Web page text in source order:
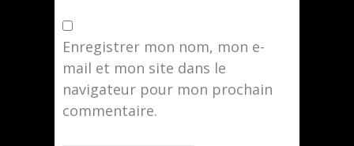
Enregistrer mon nom, mon e-
mail et mon site dans le
navigateur pour mon prochain
commentaire.